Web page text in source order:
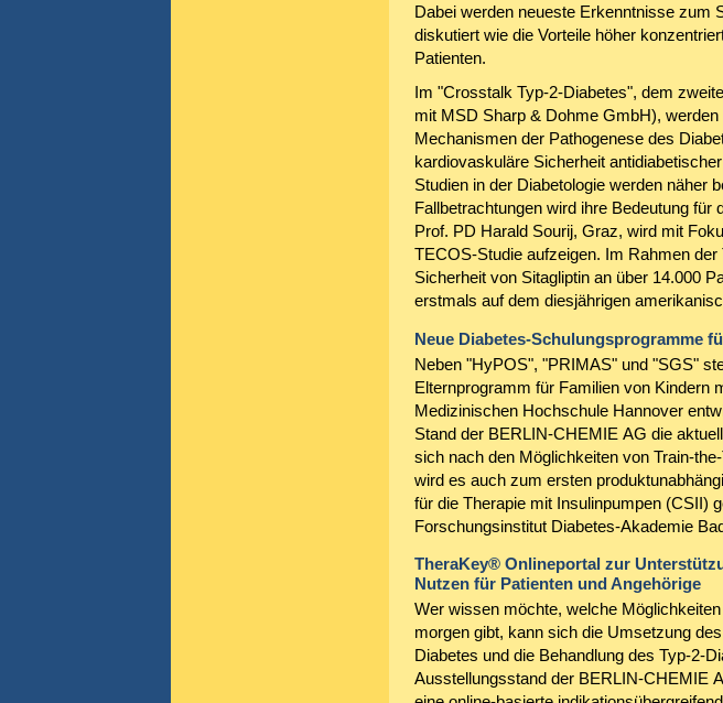
Dabei werden neueste Erkenntnisse zum
diskutiert wie die Vorteile höher
Patienten.
Im "Crosstalk Typ-2-Diabetes", dem
mit MSD Sharp & Dohme GmbH),
Mechanismen der Pathogenese des
kardiovaskuläre Sicherheit
Studien in der Diabetologie werden näher
Fallbetrachtungen wird ihre Bedeutung für
Prof. PD Harald Sourij, Graz, wird mit
TECOS-Studie aufzeigen. Im Rahmen
Sicherheit von Sitagliptin an über 14.000
erstmals auf dem diesjährigen
Neue Diabetes-Schulungsprogramme
Neben "HyPOS", "PRIMAS" und "SGS"
Elternprogramm für Familien von Kindern
Medizinischen Hochschule Hannover
Stand der BERLIN-CHEMIE AG die
sich nach den Möglichkeiten von Train-
wird es auch zum ersten
für die Therapie mit Insulinpumpen (CSII)
Forschungsinstitut Diabetes-Akademie
TheraKey® Onlineportal zur
Nutzen für Patienten und Angehörige
Wer wissen möchte, welche
morgen gibt, kann sich die Umsetzung
Diabetes und die Behandlung des Typ-2-
Ausstellungsstand der BERLIN-CHEMIE